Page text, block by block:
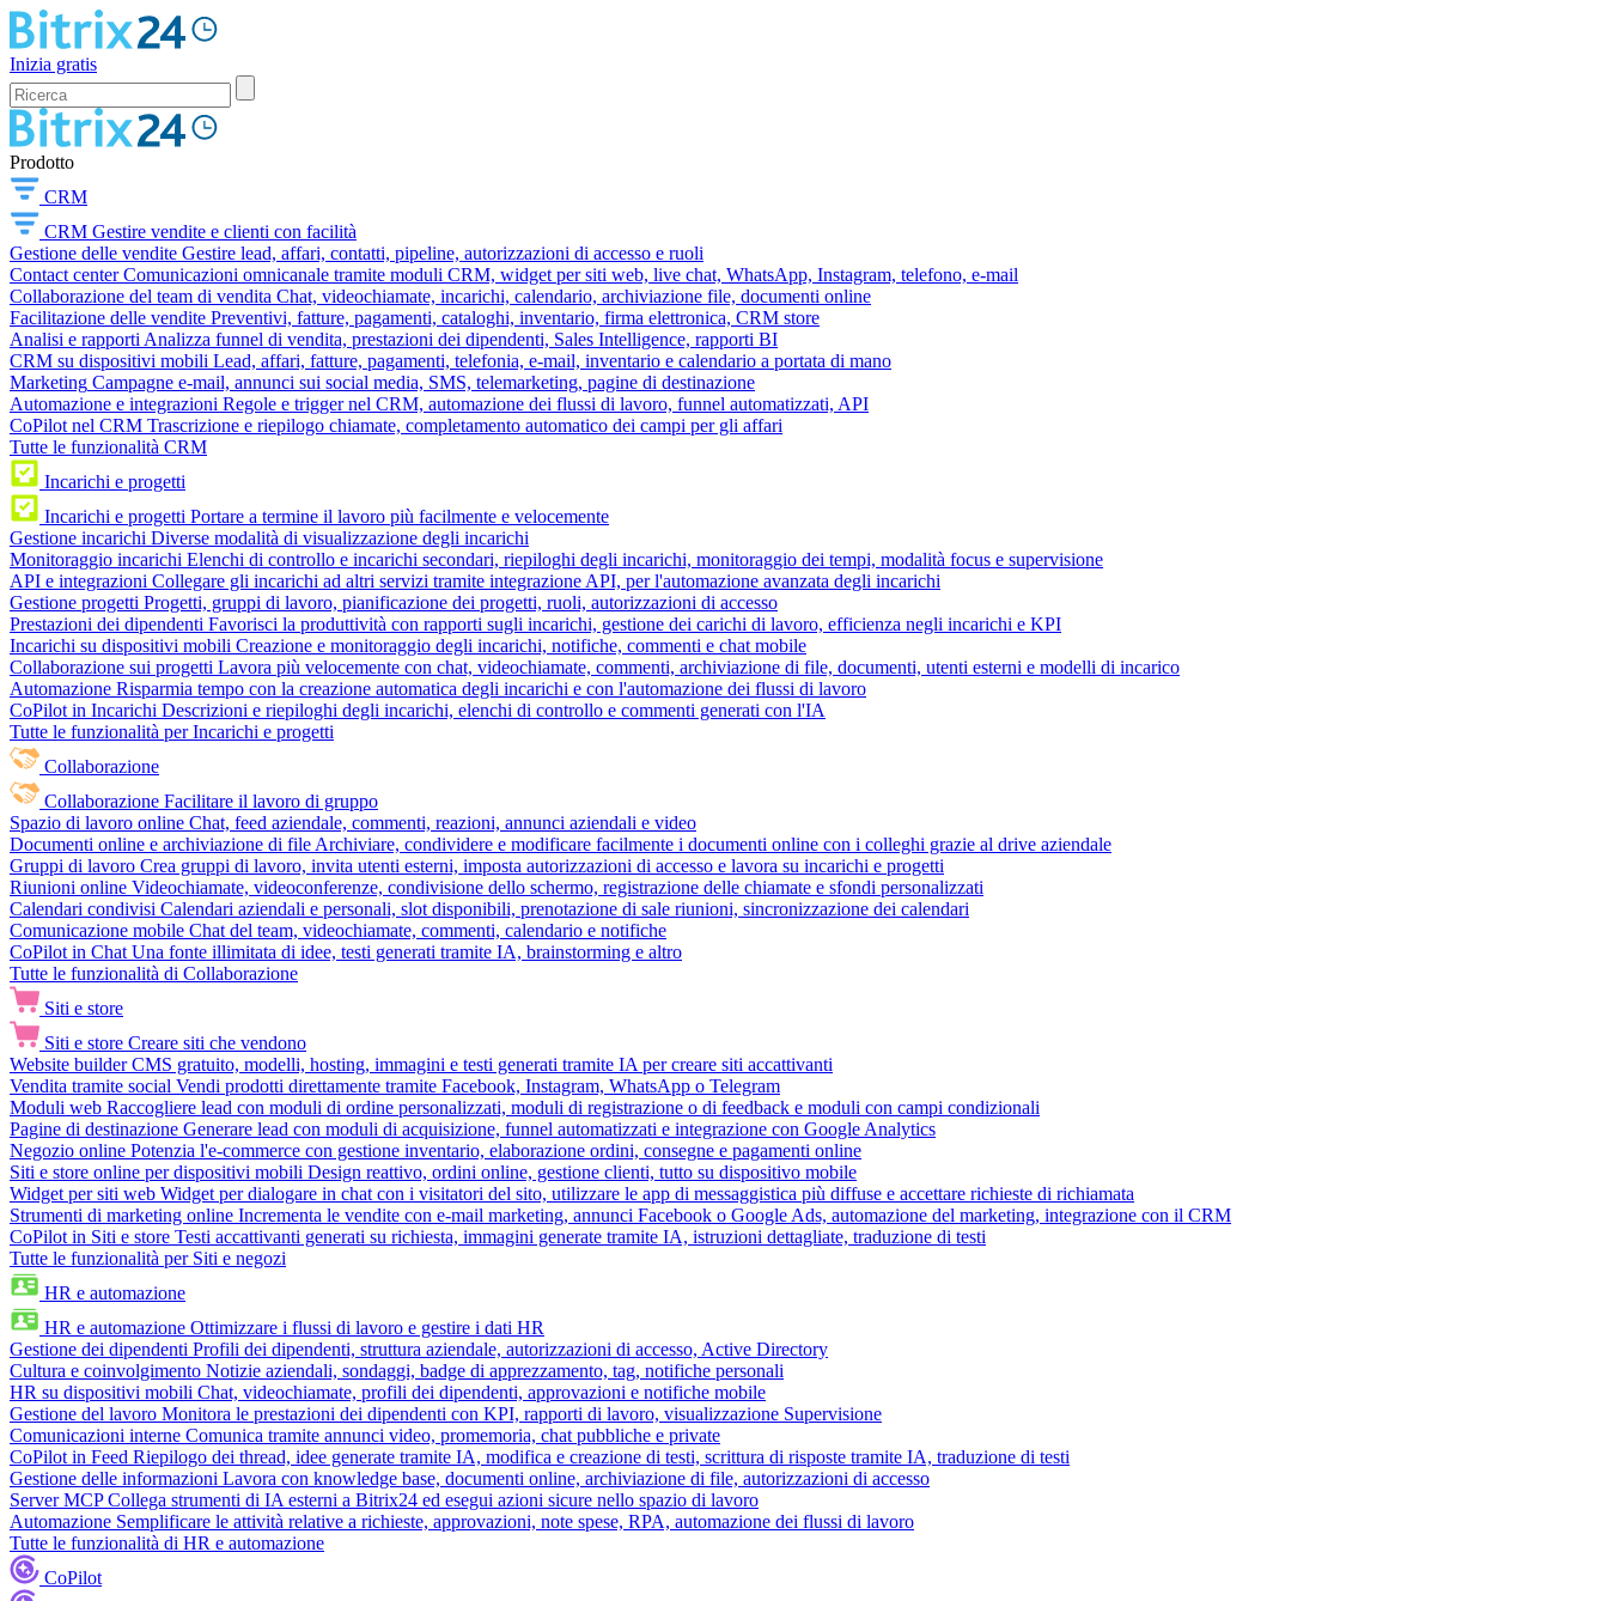
Inizia gratis
Prodotto
CRM
CRM Gestire vendite e clienti con facilità
Gestione delle vendite Gestire lead, affari, contatti, pipeline, autorizzazioni di accesso e ruoli
Contact center Comunicazioni omnicanale tramite moduli CRM, widget per siti web, live chat, WhatsApp, Instagram, telefono, e-mail
Collaborazione del team di vendita Chat, videochiamate, incarichi, calendario, archiviazione file, documenti online
Facilitazione delle vendite Preventivi, fatture, pagamenti, cataloghi, inventario, firma elettronica, CRM store
Analisi e rapporti Analizza funnel di vendita, prestazioni dei dipendenti, Sales Intelligence, rapporti BI
CRM su dispositivi mobili Lead, affari, fatture, pagamenti, telefonia, e-mail, inventario e calendario a portata di mano
Marketing Campagne e-mail, annunci sui social media, SMS, telemarketing, pagine di destinazione
Automazione e integrazioni Regole e trigger nel CRM, automazione dei flussi di lavoro, funnel automatizzati, API
CoPilot nel CRM Trascrizione e riepilogo chiamate, completamento automatico dei campi per gli affari
Tutte le funzionalità CRM
Incarichi e progetti
Incarichi e progetti Portare a termine il lavoro più facilmente e velocemente
Gestione incarichi Diverse modalità di visualizzazione degli incarichi
Monitoraggio incarichi Elenchi di controllo e incarichi secondari, riepiloghi degli incarichi, monitoraggio dei tempi, modalità focus e supervisione
API e integrazioni Collegare gli incarichi ad altri servizi tramite integrazione API, per l'automazione avanzata degli incarichi
Gestione progetti Progetti, gruppi di lavoro, pianificazione dei progetti, ruoli, autorizzazioni di accesso
Prestazioni dei dipendenti Favorisci la produttività con rapporti sugli incarichi, gestione dei carichi di lavoro, efficienza negli incarichi e KPI
Incarichi su dispositivi mobili Creazione e monitoraggio degli incarichi, notifiche, commenti e chat mobile
Collaborazione sui progetti Lavora più velocemente con chat, videochiamate, commenti, archiviazione di file, documenti, utenti esterni e modelli di incarico
Automazione Risparmia tempo con la creazione automatica degli incarichi e con l'automazione dei flussi di lavoro
CoPilot in Incarichi Descrizioni e riepiloghi degli incarichi, elenchi di controllo e commenti generati con l'IA
Tutte le funzionalità per Incarichi e progetti
Collaborazione
Collaborazione Facilitare il lavoro di gruppo
Spazio di lavoro online Chat, feed aziendale, commenti, reazioni, annunci aziendali e video
Documenti online e archiviazione di file Archiviare, condividere e modificare facilmente i documenti online con i colleghi grazie al drive aziendale
Gruppi di lavoro Crea gruppi di lavoro, invita utenti esterni, imposta autorizzazioni di accesso e lavora su incarichi e progetti
Riunioni online Videochiamate, videoconferenze, condivisione dello schermo, registrazione delle chiamate e sfondi personalizzati
Calendari condivisi Calendari aziendali e personali, slot disponibili, prenotazione di sale riunioni, sincronizzazione dei calendari
Comunicazione mobile Chat del team, videochiamate, commenti, calendario e notifiche
CoPilot in Chat Una fonte illimitata di idee, testi generati tramite IA, brainstorming e altro
Tutte le funzionalità di Collaborazione
Siti e store
Siti e store Creare siti che vendono
Website builder CMS gratuito, modelli, hosting, immagini e testi generati tramite IA per creare siti accattivanti
Vendita tramite social Vendi prodotti direttamente tramite Facebook, Instagram, WhatsApp o Telegram
Moduli web Raccogliere lead con moduli di ordine personalizzati, moduli di registrazione o di feedback e moduli con campi condizionali
Pagine di destinazione Generare lead con moduli di acquisizione, funnel automatizzati e integrazione con Google Analytics
Negozio online Potenzia l'e-commerce con gestione inventario, elaborazione ordini, consegne e pagamenti online
Siti e store online per dispositivi mobili Design reattivo, ordini online, gestione clienti, tutto su dispositivo mobile
Widget per siti web Widget per dialogare in chat con i visitatori del sito, utilizzare le app di messaggistica più diffuse e accettare richieste di richiamata
Strumenti di marketing online Incrementa le vendite con e-mail marketing, annunci Facebook o Google Ads, automazione del marketing, integrazione con il CRM
CoPilot in Siti e store Testi accattivanti generati su richiesta, immagini generate tramite IA, istruzioni dettagliate, traduzione di testi
Tutte le funzionalità per Siti e negozi
HR e automazione
HR e automazione Ottimizzare i flussi di lavoro e gestire i dati HR
Gestione dei dipendenti Profili dei dipendenti, struttura aziendale, autorizzazioni di accesso, Active Directory
Cultura e coinvolgimento Notizie aziendali, sondaggi, badge di apprezzamento, tag, notifiche personali
HR su dispositivi mobili Chat, videochiamate, profili dei dipendenti, approvazioni e notifiche mobile
Gestione del lavoro Monitora le prestazioni dei dipendenti con KPI, rapporti di lavoro, visualizzazione Supervisione
Comunicazioni interne Comunica tramite annunci video, promemoria, chat pubbliche e private
CoPilot in Feed Riepilogo dei thread, idee generate tramite IA, modifica e creazione di testi, scrittura di risposte tramite IA, traduzione di testi
Gestione delle informazioni Lavora con knowledge base, documenti online, archiviazione di file, autorizzazioni di accesso
Server MCP Collega strumenti di IA esterni a Bitrix24 ed esegui azioni sicure nello spazio di lavoro
Automazione Semplificare le attività relative a richieste, approvazioni, note spese, RPA, automazione dei flussi di lavoro
Tutte le funzionalità di HR e automazione
CoPilot